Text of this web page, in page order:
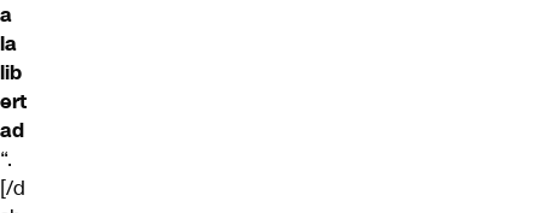
a
la
lib
ert
ad
“.
[/d